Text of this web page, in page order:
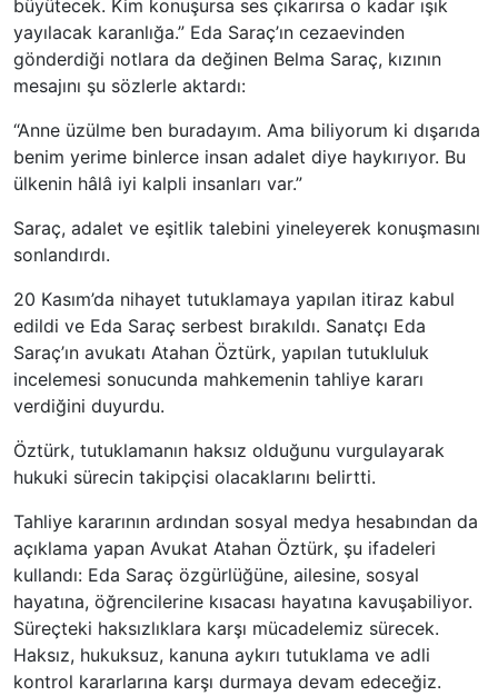
büyütecek. Kim konuşursa ses çıkarırsa o kadar ışık
yayılacak karanlığa.” Eda Saraç’ın cezaevinden
gönderdiği notlara da değinen Belma Saraç, kızının
mesajını şu sözlerle aktardı:
“Anne üzülme ben buradayım. Ama biliyorum ki dışarıda
benim yerime binlerce insan adalet diye haykırıyor. Bu
ülkenin hâlâ iyi kalpli insanları var.”
Saraç, adalet ve eşitlik talebini yineleyerek konuşmasını
sonlandırdı.
20 Kasım’da nihayet tutuklamaya yapılan itiraz kabul
edildi ve Eda Saraç serbest bırakıldı. Sanatçı Eda
Saraç’ın avukatı Atahan Öztürk, yapılan tutukluluk
incelemesi sonucunda mahkemenin tahliye kararı
verdiğini duyurdu.
Öztürk, tutuklamanın haksız olduğunu vurgulayarak
hukuki sürecin takipçisi olacaklarını belirtti.
Tahliye kararının ardından sosyal medya hesabından da
açıklama yapan Avukat Atahan Öztürk, şu ifadeleri
kullandı: Eda Saraç özgürlüğüne, ailesine, sosyal
hayatına, öğrencilerine kısacası hayatına kavuşabiliyor.
Süreçteki haksızlıklara karşı mücadelemiz sürecek.
Haksız, hukuksuz, kanuna aykırı tutuklama ve adli
kontrol kararlarına karşı durmaya devam edeceğiz.